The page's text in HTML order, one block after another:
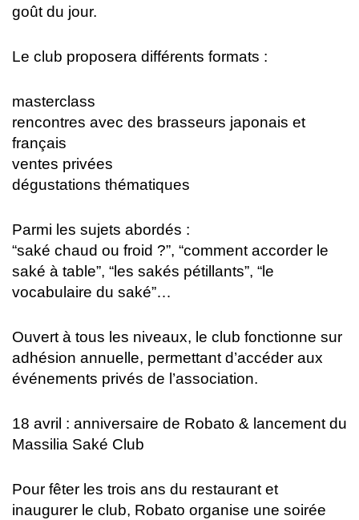
goût du jour.
Le club proposera différents formats :
masterclass
rencontres avec des brasseurs japonais et
français
ventes privées
dégustations thématiques
Parmi les sujets abordés :
“saké chaud ou froid ?”, “comment accorder le
saké à table”, “les sakés pétillants”, “le
vocabulaire du saké”…
Ouvert à tous les niveaux, le club fonctionne sur
adhésion annuelle, permettant d’accéder aux
événements privés de l’association.
18 avril : anniversaire de Robato & lancement du
Massilia Saké Club
Pour fêter les trois ans du restaurant et
inaugurer le club, Robato organise une soirée